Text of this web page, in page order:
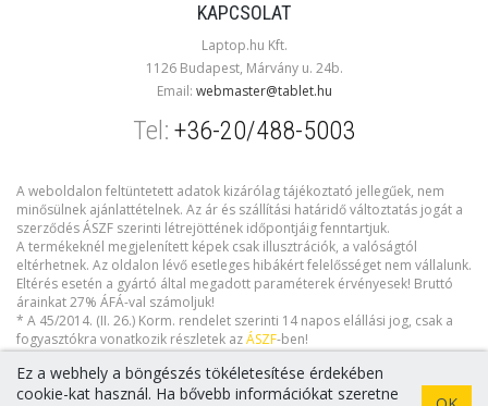
KAPCSOLAT
Laptop.hu Kft.
1126 Budapest, Márvány u. 24b.
Email: webmaster@tablet.hu
Tel: +36-20/488-5003
A weboldalon feltüntetett adatok kizárólag tájékoztató jellegűek, nem
minősülnek ajánlattételnek. Az ár és szállítási határidő változtatás jogát a
szerződés ÁSZF szerinti létrejöttének időpontjáig fenntartjuk.
A termékeknél megjelenített képek csak illusztrációk, a valóságtól
eltérhetnek. Az oldalon lévő esetleges hibákért felelősséget nem vállalunk.
Eltérés esetén a gyártó által megadott paraméterek érvényesek! Bruttó
árainkat 27% ÁFÁ-val számoljuk!
* A 45/2014. (II. 26.) Korm. rendelet szerinti 14 napos elállási jog, csak a
fogyasztókra vonatkozik részletek azÁSZF-ben!
Ez a webhely a böngészés tökéletesítése érdekében
cookie-kat használ. Ha bővebb információkat szeretne